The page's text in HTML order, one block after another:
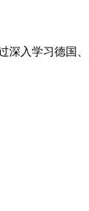
深入学习德国